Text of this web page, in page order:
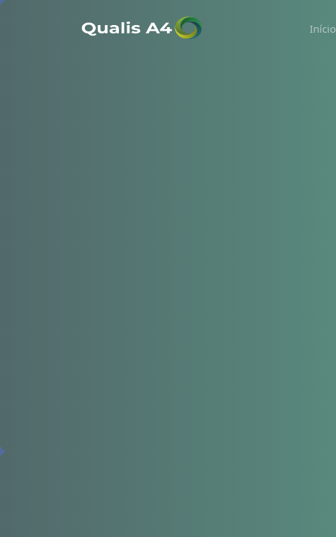
Início